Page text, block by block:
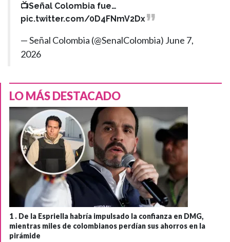
📺Señal Colombia fue…
pic.twitter.com/0D4FNmV2Dx
— Señal Colombia (@SenalColombia) June 7,
2026
LO MÁS DESTACADO
1 . De la Espriella habría impulsado la confianza en DMG,
mientras miles de colombianos perdían sus ahorros en la
pirámide